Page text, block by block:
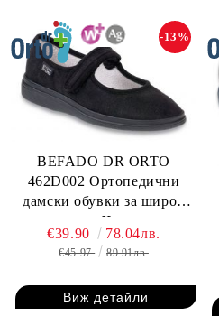
BEFADO DR ORTO
462D002 Ортопедични
дамски обувки за широк
крак, Черни
-13%
€39.90 78.04лв.
€45.97 89.91лв.
Виж детайли